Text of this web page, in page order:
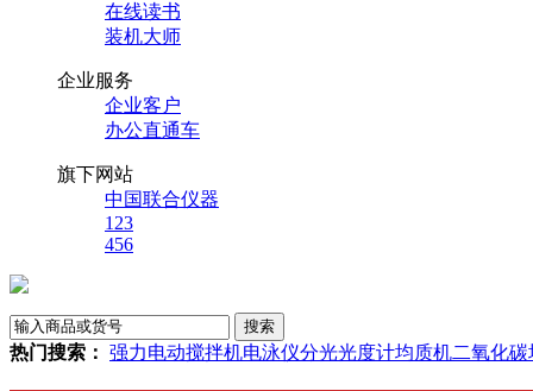
在线读书
装机大师
企业服务
企业客户
办公直通车
旗下网站
中国联合仪器
123
456
热门搜索： 强力电动搅拌机电泳仪分光光度计均质机二氧化